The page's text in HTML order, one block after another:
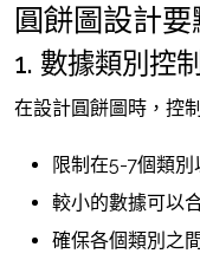
圓餅圖設計要
1. 數據類別控制
在設計圓餅圖時，控
限制在5-7個類
較小的數據可以
確保各個類別之